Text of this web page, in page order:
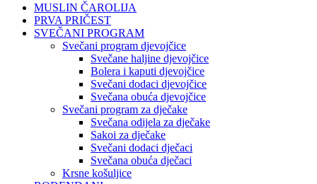
MUSLIN ČAROLIJA
PRVA PRIČEST
SVEČANI PROGRAM
Svečani program djevojčice
Svečane haljine djevojčice
Bolera i kaputi djevojčice
Svečani dodaci djevojčice
Svečana obuća djevojčice
Svečani program za dječake
Svečana odijela za dječake
Sakoi za dječake
Svečani dodaci dječaci
Svečana obuća dječaci
Krsne košuljice